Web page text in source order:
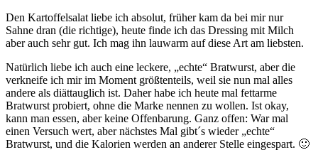
Den Kartoffelsalat liebe ich absolut, früher kam da bei mir nur
Sahne dran (die richtige), heute finde ich das Dressing mit Milch
aber auch sehr gut. Ich mag ihn lauwarm auf diese Art am liebsten.
Natürlich liebe ich auch eine leckere, „echte“ Bratwurst, aber die
verkneife ich mir im Moment größtenteils, weil sie nun mal alles
andere als diättauglich ist. Daher habe ich heute mal fettarme
Bratwurst probiert, ohne die Marke nennen zu wollen. Ist okay,
kann man essen, aber keine Offenbarung. Ganz offen: War mal
einen Versuch wert, aber nächstes Mal gibt´s wieder „echte“
Bratwurst, und die Kalorien werden an anderer Stelle eingespart. 🙂